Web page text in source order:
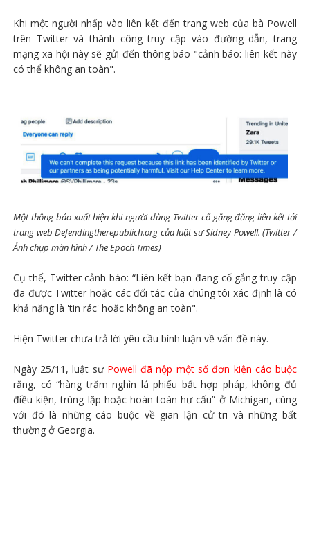
Khi một người nhấp vào liên kết đến trang web của bà Powell
trên Twitter và thành công truy cập vào đường dẫn, trang
mạng xã hội này sẽ gửi đến thông báo "cảnh báo: liên kết này
có thể không an toàn".
Một thông báo xuất hiện khi người dùng Twitter cố gắng đăng liên kết tới
trang web Defendingtherepublich.org của luật sư Sidney Powell. (Twitter /
Ảnh chụp màn hình / The Epoch Times)
Cụ thể, Twitter cảnh báo: “Liên kết bạn đang cố gắng truy cập
đã được Twitter hoặc các đối tác của chúng tôi xác định là có
khả năng là 'tin rác' hoặc không an toàn".
Hiện Twitter chưa trả lời yêu cầu bình luận về vấn đề này.
Ngày 25/11, luật sư Powell đã nộp một số đơn kiện cáo buộc
rằng, có “hàng trăm nghìn lá phiếu bất hợp pháp, không đủ
điều kiện, trùng lặp hoặc hoàn toàn hư cấu” ở Michigan, cùng
với đó là những cáo buộc về gian lận cử tri và những bất
thường ở Georgia.